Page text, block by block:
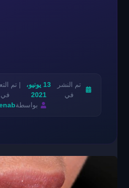
تم النشر
في
13 يونيو،
2021
| تم
في
بواسطة